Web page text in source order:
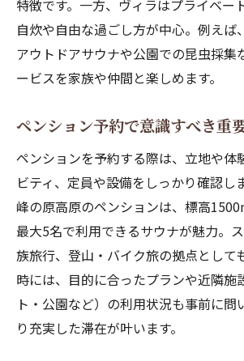
特徴です。一方、ヴィラはプライベー
自炊や自由な過ごし方が中心。例えば
アウトドアサウナや公園での昆虫採集
ービスを家族や仲間と楽しめます。
ペンション予約で意識すべき重
ペンションを予約する際は、立地や体
ビティ、定員や設備をしっかり確認し
峰の原高原のペンションは、標高
最大5名で利用できるサウナが魅力。
族旅行、登山・バイク旅の拠点として
時には、目的に合ったプランや近隣施
ト・公園など）の利用状況も事前に問
り充実した滞在が叶います。